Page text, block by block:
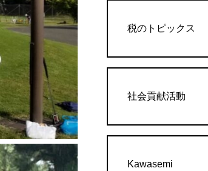
税のトピックス
社会貢献活動
Kawasemi